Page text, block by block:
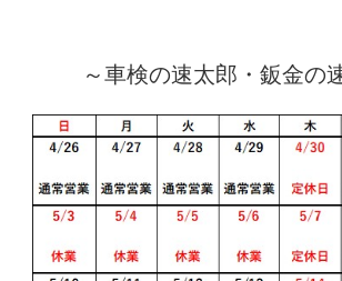
～車検の速太郎・鈑金の